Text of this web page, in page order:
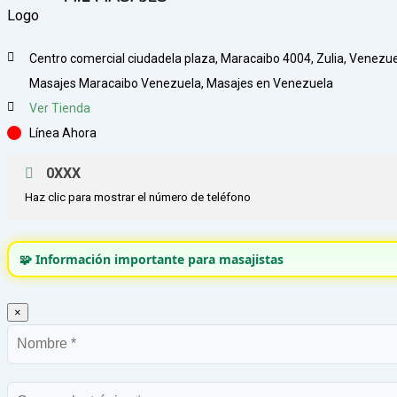
Centro comercial ciudadela plaza, Maracaibo 4004, Zulia,
Masajes Maracaibo Venezuela, Masajes en Venezuela
Ver Tienda
Línea Ahora
0XXX
Haz clic para mostrar el número de teléfono
🧩 Información importante para masajistas
×
Nombre
Correo